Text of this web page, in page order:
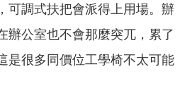
可調式扶把會派得上用場。辦
辦公室也不會那麼突兀，累了
是很多同價位工學椅不太可能